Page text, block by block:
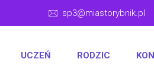
sp3@miastorybnik.pl
UCZEŃ RODZIC